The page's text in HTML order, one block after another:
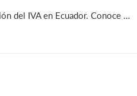
del IVA en Ecuador. Conoce …